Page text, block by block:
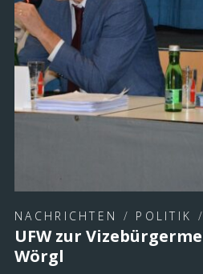
NACHRICHTEN / POLITIK
UFW zur
Wörgl